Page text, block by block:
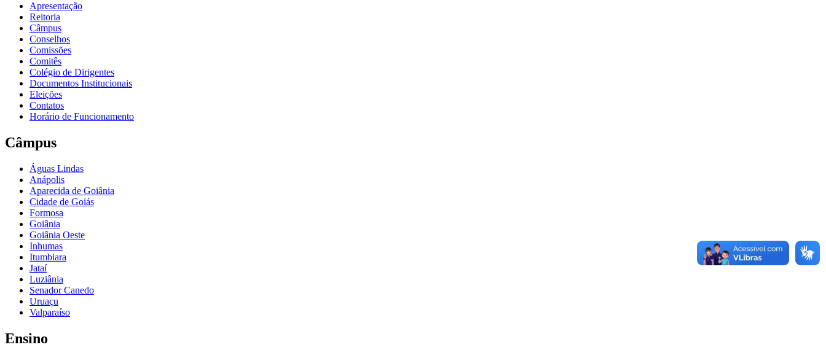
Apresentação
Reitoria
Câmpus
Conselhos
Comissões
Comitês
Colégio de Dirigentes
Documentos Institucionais
Eleições
Contatos
Horário de Funcionamento
Câmpus
Águas Lindas
Anápolis
Aparecida de Goiânia
Cidade de Goiás
Formosa
Goiânia
Goiânia Oeste
Inhumas
Itumbiara
Jataí
Luziânia
Senador Canedo
Uruaçu
Valparaíso
Ensino